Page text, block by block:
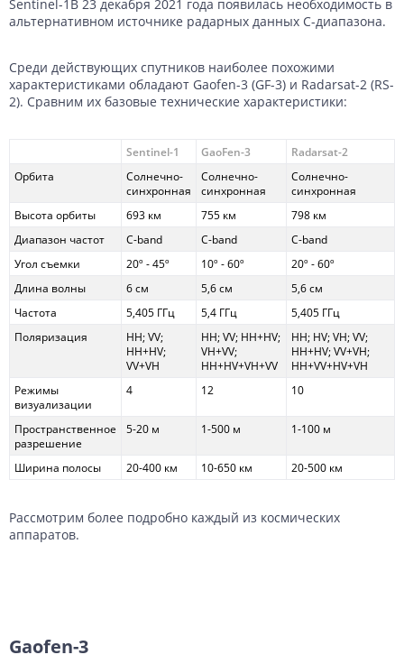
Sentinel-1B 23 декабря 2021 года появилась необходимость в
альтернативном источнике радарных данных C-диапазона.
Среди действующих спутников наиболее похожими
характеристиками обладают Gaofen-3 (GF-3) и Radarsat-2 (RS-
2). Сравним их базовые технические характеристики:
Sentinel-1 GaoFen-3
Radarsat-2
Орбита
Солнечно-
синхронная
Солнечно-
синхронная
Солнечно-
синхронная
Высота орбиты
693 км 755 км
798 км
Диапазон частот
C-band C-band
C-band
Угол съемки
20º - 45º 10º - 60º
20º - 60º
Длина волны
6 см 5,6 см
5,6 см
Частота
5,405 ГГц 5,4 ГГц
5,405 ГГц
Поляризация
HH; VV;
HH+HV;
VV+VH
HH; VV; HH+HV;
VH+VV;
HH+HV+VH+VV
HH; HV; VH; VV;
HH+HV; VV+VH;
HH+VV+HV+VH
Режимы
визуализации
4 12 10
Пространственное
разрешение
5-20 м 1-500 м 1-100 м
Ширина полосы 20-400 км 10-650 км 20-500 км
Рассмотрим более подробно каждый из космических
аппаратов.
Gaofen-3
Данные с российских спутников
Водное хозяйство
Банковское дело и Страхование
Водное хозяйство
Судебная экспертиза